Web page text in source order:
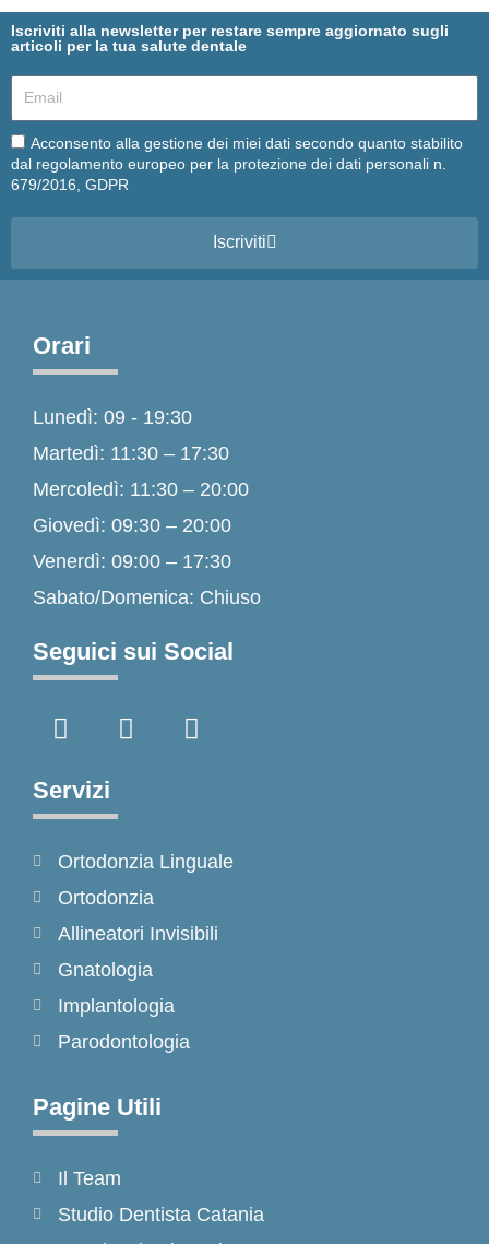
Iscriviti alla newsletter per restare sempre aggiornato sugli
articoli per la tua salute dentale
Email
Email
Acconsento alla gestione dei miei dati secondo quanto stabilito
dal regolamento europeo per la protezione dei dati personali n.
679/2016, GDPR
Iscriviti
Orari
Lunedì: 09 - 19:30
Martedì: 11:30 – 17:30
Mercoledì: 11:30 – 20:00
Giovedì: 09:30 – 20:00
Venerdì: 09:00 – 17:30
Sabato/Domenica: Chiuso
Seguici sui Social
a
e
b
o
k
-
f
n
r
a
m
i
Servizi
Ortodonzia Linguale
Ortodonzia
Allineatori Invisibili
Gnatologia
Implantologia
Parodontologia
Pagine Utili
Il Team
Studio Dentista Catania